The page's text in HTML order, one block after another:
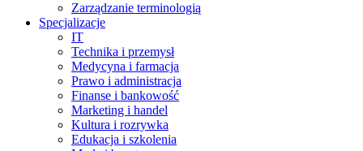
Zarządzanie terminologią
Specjalizacje
IT
Technika i przemysł
Medycyna i farmacja
Prawo i administracja
Finanse i bankowość
Marketing i handel
Kultura i rozrywka
Edukacja i szkolenia